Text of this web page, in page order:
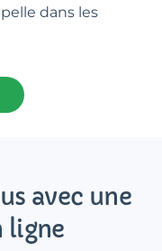
dans les
avec une
ligne